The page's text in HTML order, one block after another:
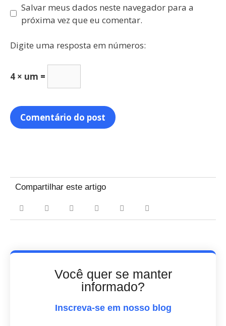
Salvar meus dados neste navegador para a
próxima vez que eu comentar.
Digite uma resposta em números:
4 × um =
Compartilhar este artigo
Você quer se manter
informado?
Inscreva-se em nosso blog